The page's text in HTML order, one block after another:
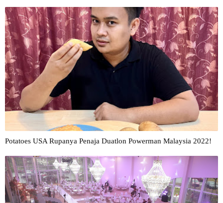
Potatoes USA Rupanya Penaja Duatlon Powerman Malaysia 2022!